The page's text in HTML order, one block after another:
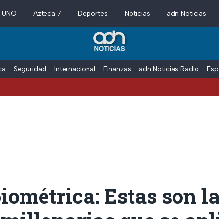
Azteca 7 Deportes Noticias adn Noticias
Seguridad Internacional Finanzas adn Noticias Radio
Estas son